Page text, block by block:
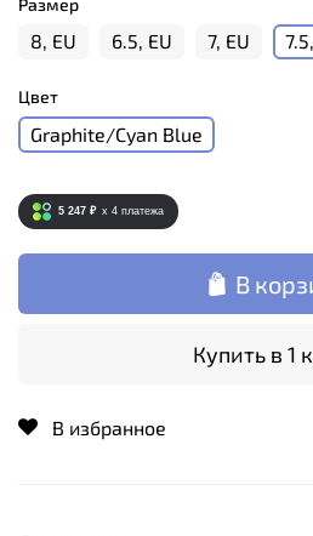
8, EU 6.5, EU 7, EU
Цвет
Graphite/Cyan Blue
5 247 ₽ x 4 платежа
В
Купить в 1
В избранное